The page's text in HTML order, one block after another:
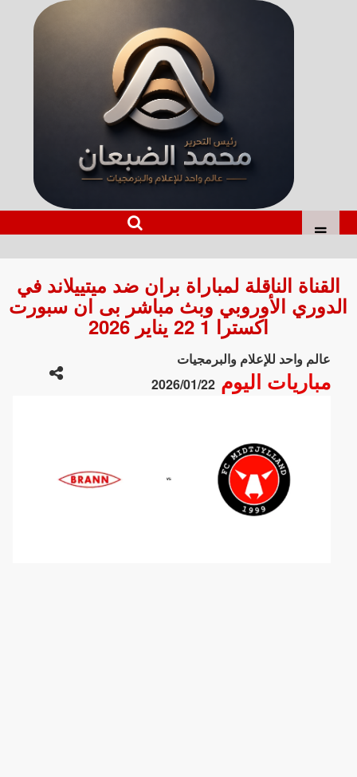
القناة الناقلة لمباراة بران ضد ميتييلاند في
الدوري الأوروبي وبث مباشر بى ان سبورت
اكسترا 1 22 يناير 2026
عالم واحد للإعلام والبرمجيات
مباريات اليوم2026/01/22